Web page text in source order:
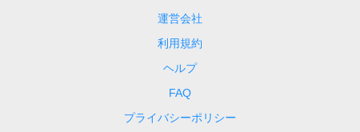
運営会社
利用規約
ヘルプ
FAQ
プライバシーポリシー